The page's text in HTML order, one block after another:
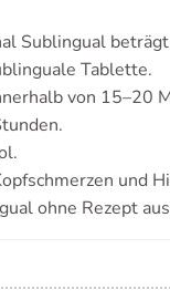
Sublingual
Tablette.
von 15–20
und
ohne Rezept